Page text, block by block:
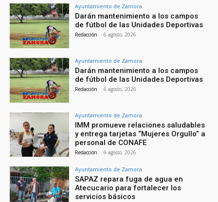
Ayuntamiento de Zamora
Darán mantenimiento a los campos
de fútbol de las Unidades Deportivas
Redacción - 6 agosto, 2026
Ayuntamiento de Zamora
Darán mantenimiento a los campos
de fútbol de las Unidades Deportivas
Redacción - 6 agosto, 2026
Ayuntamiento de Zamora
IMM promueve relaciones saludables
y entrega tarjetas “Mujeres Orgullo” a
personal de CONAFE
Redacción - 6 agosto, 2026
Ayuntamiento de Zamora
SAPAZ repara fuga de agua en
Atecucario para fortalecer los
servicios básicos